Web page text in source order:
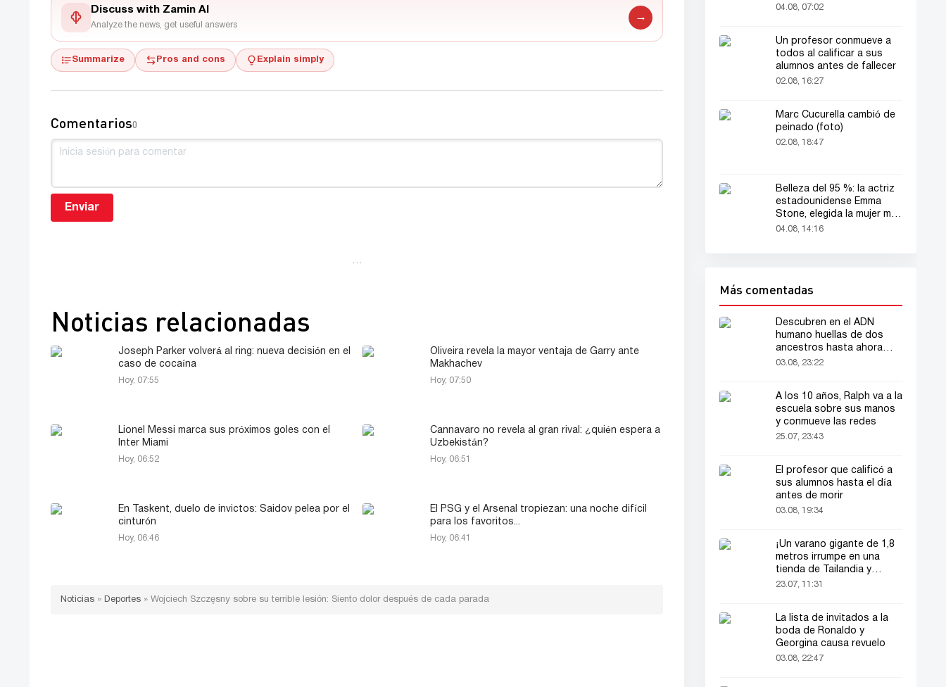
Discuss with Zamin AI
Analyze the news, get useful answers
→
Summarize Pros and cons Explain simply
Comentarios0
Enviar
…
Noticias relacionadas
Joseph Parker volverá al ring: nueva decisión en el
caso de cocaína
Hoy, 07:55
Oliveira revela la mayor ventaja de Garry ante
Makhachev
Hoy, 07:50
Lionel Messi marca sus próximos goles con el
Inter Miami
Hoy, 06:52
Cannavaro no revela al gran rival: ¿quién espera a
Uzbekistán?
Hoy, 06:51
En Taskent, duelo de invictos: Saidov pelea por el
cinturón
Hoy, 06:46
El PSG y el Arsenal tropiezan: una noche difícil
para los favoritos...
Hoy, 06:41
Noticias » Deportes » Wojciech Szczęsny sobre su terrible lesión: Siento dolor después de cada parada
del público
04.08, 07:02
Un profesor conmueve a
todos al calificar a sus
alumnos antes de fallecer
02.08, 16:27
Marc Cucurella cambió de
peinado (foto)
02.08, 18:47
Belleza del 95 %: la actriz
estadounidense Emma
Stone, elegida la mujer más
bella del mundo
04.08, 14:16
Más comentadas
Descubren en el ADN
humano huellas de dos
ancestros hasta ahora
desconocidos
03.08, 23:22
A los 10 años, Ralph va a la
escuela sobre sus manos
y conmueve las redes
25.07, 23:43
El profesor que calificó a
sus alumnos hasta el día
antes de morir
03.08, 19:34
¡Un varano gigante de 1,8
metros irrumpe en una
tienda de Tailandia y
asusta a los clientes!
23.07, 11:31
La lista de invitados a la
boda de Ronaldo y
Georgina causa revuelo
03.08, 22:47